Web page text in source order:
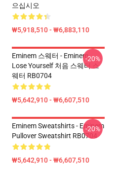
으십시오
₩5,918,510 - ₩6,883,110
Eminem 스웨터 - Eminem,
Lose Yourself 처음 스웨터 스
웨터 RB0704
₩5,642,910 - ₩6,607,510
-20%
Eminem Sweatshirts - Eminem
Pullover Sweatshirt RB0704
₩5,642,910 - ₩6,607,510
-20%